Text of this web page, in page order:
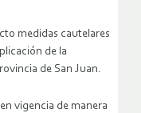
medidas cautelares
de la
de San Juan.
vigencia de manera